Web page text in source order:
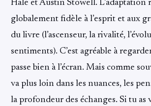
Hale et Austin Stowell. L’adaptation
globalement fidèle à l’esprit et aux
du livre (l’ascenseur, la rivalité,
sentiments). C’est agréable à
passe bien à l’écran. Mais comme
va plus loin dans les nuances, les
la profondeur des échanges. Si tu as